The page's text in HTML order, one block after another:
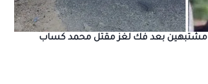
تقديم تصريح مدعٍ ضد 3 مشتبهين بعد فك لغز مقتل محمد كساب